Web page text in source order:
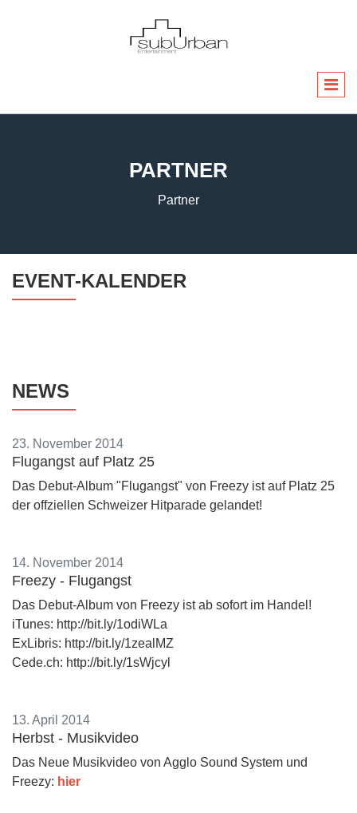
PARTNER
Partner
EVENT-KALENDER
NEWS
23. November 2014
Flugangst auf Platz 25
Das Debut-Album "Flugangst" von Freezy ist auf Platz 25
der offziellen Schweizer Hitparade gelandet!
14. November 2014
Freezy - Flugangst
Das Debut-Album von Freezy ist ab sofort im Handel!
iTunes: http://bit.ly/1odiWLa
ExLibris: http://bit.ly/1zealMZ
Cede.ch: http://bit.ly/1sWjcyl
13. April 2014
Herbst - Musikvideo
Das Neue Musikvideo von Agglo Sound System und
Freezy: hier